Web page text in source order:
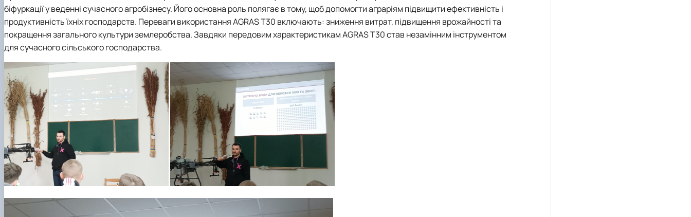
біфуркації у веденні сучасного агробізнесу. Його основна роль полягає в тому, щоб допомогти аграріям підвищити ефективність і
продуктивність їхніх господарств. Переваги використання AGRAS T30 включають: зниження витрат, підвищення врожайності та
покращення загального культури землеробства. Завдяки передовим характеристикам AGRAS T30 став незамінним інструментом
для сучасного сільського господарства.